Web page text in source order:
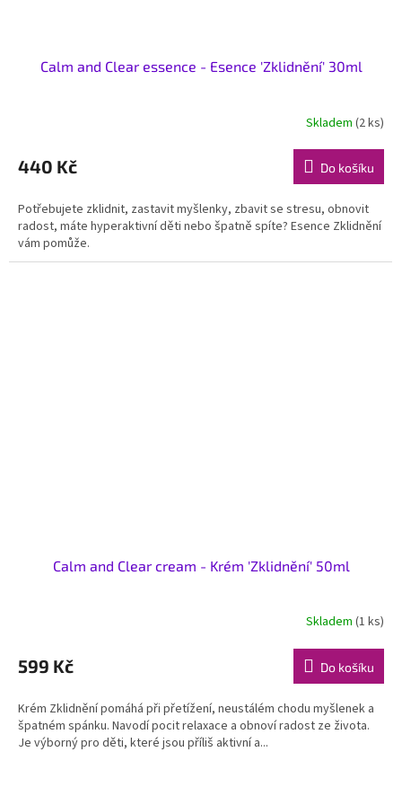
Calm and Clear essence - Esence 'Zklidnění' 30ml
Skladem (2 ks)
440 Kč Do košíku
Potřebujete zklidnit, zastavit myšlenky, zbavit se stresu, obnovit
radost, máte hyperaktivní děti nebo špatně spíte? Esence Zklidnění
vám pomůže.
Calm and Clear cream - Krém 'Zklidnění' 50ml
Skladem (1 ks)
599 Kč Do košíku
Krém Zklidnění pomáhá při přetížení, neustálém chodu myšlenek a
špatném spánku. Navodí pocit relaxace a obnoví radost ze života.
Je výborný pro děti, které jsou příliš aktivní a...